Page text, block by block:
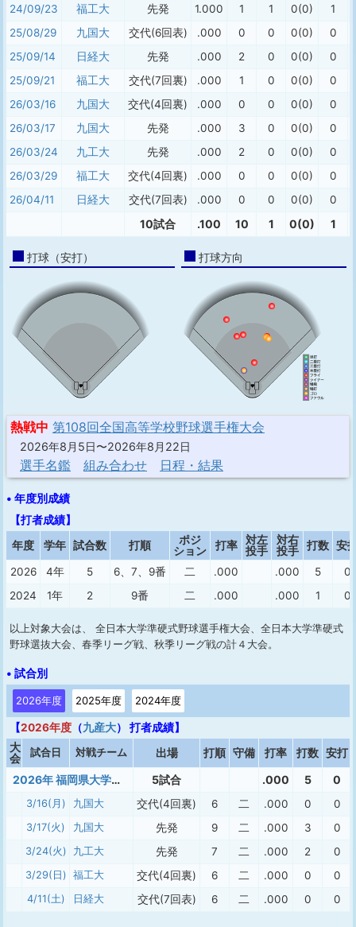
24/09/23
福工大 先発 1.000 1 1 0(0)
1
25/08/29
九国大 交代(6回表) .000 0 0 0(0)
0
25/09/14
日経大 先発 .000 2 0 0(0)
0
25/09/21
福工大 交代(7回裏) .000 1 0 0(0)
0
26/03/16
九国大 交代(4回裏) .000 0 0 0(0)
0
26/03/17
九国大 先発 .000 3 0 0(0)
0
26/03/24
九工大 先発 .000 2 0 0(0)
0
26/03/29
福工大 交代(4回裏) .000 0 0 0(0)
0
26/04/11
日経大 交代(7回表) .000 0 0 0(0) 0
10試合 .100 10 1 0(0) 1
打球（安打） 打球方向
熱戦中 第108回全国高等学校野球選手権大会
2026年8月5日〜2026年8月22日
選手名鑑 組み合わせ 日程・結果
• 年度別成績
【打者成績】
年度
学年 試合数 打順
ポジ
ション
打率
対左
投手
対右
投手
打数 安
2026 4年 5 6、7、9番 二 .000 .000 5
0
2024
1年 2 9番 二 .000 .000 1 0
以上対象大会は、 全日本大学準硬式野球選手権大会、全日本大学準硬式
野球選抜大会、春季リーグ戦、秋季リーグ戦の計４大会。
• 試合別
2026年度 2025年度 2024年度
【2026年度 （九産大） 打者成績】
大
会
試合日 対戦チーム 出場 打順 守備 打率 打数 安打
2026年 福岡県大学準硬式 春季 5試合 .000 5 0
3/16(月) 九国大 交代(4回裏) 6 二 .000 0 0
3/17(火) 九国大 先発 9 二 .000 3 0
3/24(火) 九工大 先発 7 二 .000 2 0
3/29(日) 福工大 交代(4回裏) 6 二 .000 0 0
4/11(土) 日経大 交代(7回表) 6 二 .000 0 0